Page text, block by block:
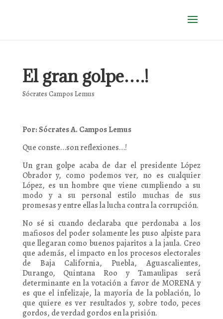
El gran golpe….!
Sócrates Campos Lemus
Por: Sócrates A. Campos Lemus
Que conste…son reflexiones…!
Un gran golpe acaba de dar el presidente López
Obrador y, como podemos ver, no es cualquier
López, es un hombre que viene cumpliendo a su
modo y a su personal estilo muchas de sus
promesas y entre ellas la lucha contra la corrupción.
No sé si cuando declaraba que perdonaba a los
mafiosos del poder solamente les puso alpiste para
que llegaran como buenos pajaritos a la jaula. Creo
que además, el impacto en los procesos electorales
de Baja California, Puebla, Aguascalientes,
Durango, Quintana Roo y Tamaulipas será
determinante en la votación a favor de MORENA y
es que el infelizaje, la mayoría de la población, lo
que quiere es ver resultados y, sobre todo, peces
gordos, de verdad gordos en la prisión.